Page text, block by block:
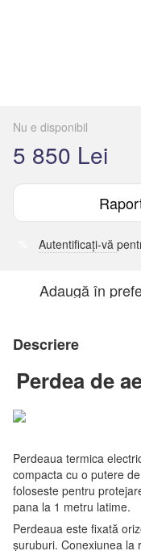
Nu e disponibil
5 850 Lei
Autentificați-vă
Adaugă în
Descriere
Perdea de
Perdeaua termica
compacta cu o putere
foloseste pentru
pana la 1 metru latime.
Perdeaua este fixată
șuruburi. Conexiunea la